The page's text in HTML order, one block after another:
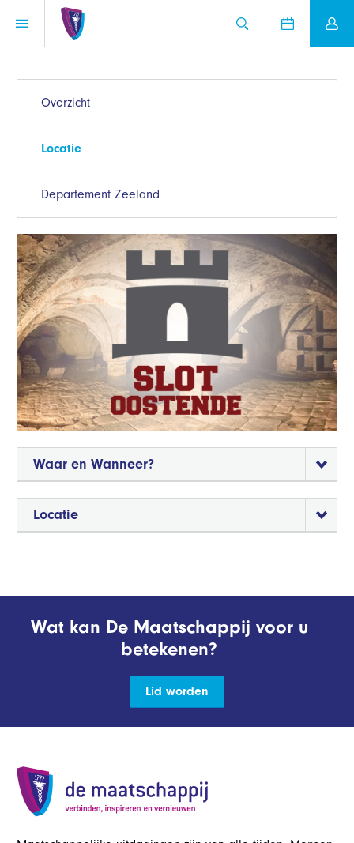
Overzicht
Locatie
Departement Zeeland
Waar en Wanneer?
Locatie
Wat kan De Maatschappij voor u
betekenen?
Lid worden